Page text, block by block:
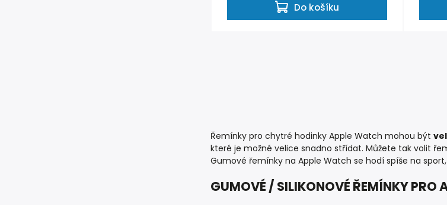
Do košíku
Řemínky pro chytré hodinky Apple Watch mohou být
které je možné velice snadno střídat. Můžete tak volit
Gumové řemínky na Apple Watch se hodí spíše na
GUMOVÉ / SILIKONOVÉ ŘEMÍNKY PRO